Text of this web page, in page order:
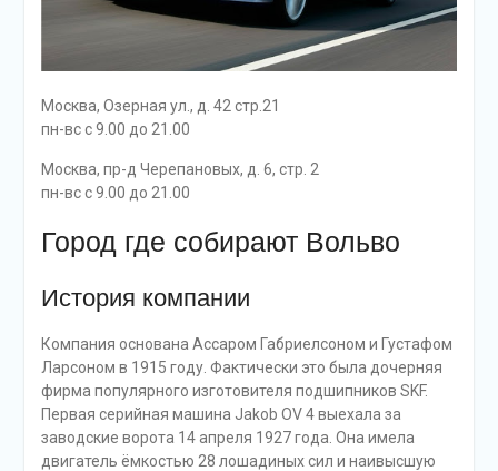
Москва, Озерная ул., д. 42 стр.21
пн-вс с 9.00 до 21.00
Москва, пр-д Черепановых, д. 6, стр. 2
пн-вс с 9.00 до 21.00
Город где собирают Вольво
История компании
Компания основана Ассаром Габриелсоном и Густафом
Ларсоном в 1915 году. Фактически это была дочерняя
фирма популярного изготовителя подшипников SKF.
Первая серийная машина Jakob OV 4 выехала за
заводские ворота 14 апреля 1927 года. Она имела
двигатель ёмкостью 28 лошадиных сил и наивысшую